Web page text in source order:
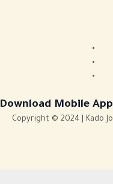
Download Mobile App
Copyright © 2024 | Kado Jo